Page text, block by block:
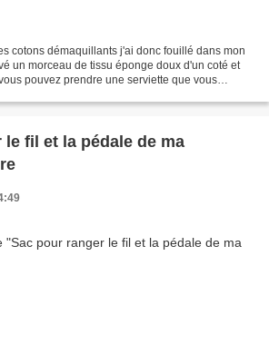
cotons démaquillants j'ai donc fouillé dans mon
un morceau de tissu éponge doux d'un coté et
pouvez prendre une serviette que vous
fil et la pédale de ma